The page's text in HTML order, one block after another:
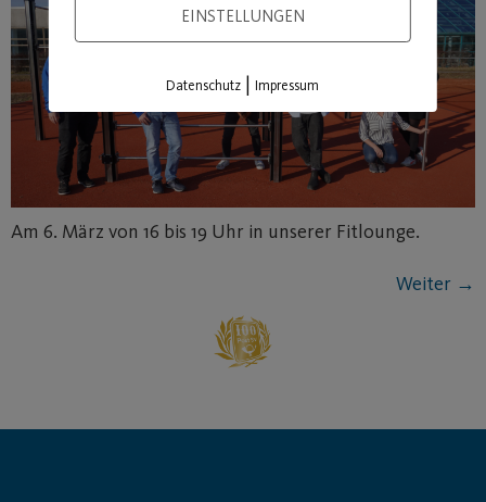
Am 6. März von 16 bis 19 Uhr in unserer Fitlounge.
Weiter →
EINSTELLUNGEN
Datenschutz |Impressum